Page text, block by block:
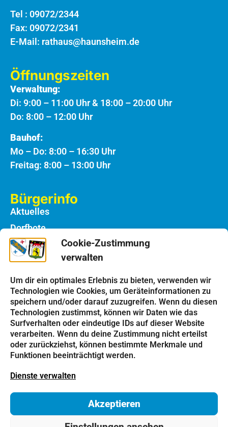
Cookie-Zustimmung
verwalten
Um dir ein optimales Erlebnis zu bieten, verwenden wir
Technologien wie Cookies, um Geräteinformationen zu
speichern und/oder darauf zuzugreifen. Wenn du diesen
Technologien zustimmst, können wir Daten wie das
Surfverhalten oder eindeutige IDs auf dieser Website
verarbeiten. Wenn du deine Zustimmung nicht erteilst
oder zurückziehst, können bestimmte Merkmale und
Funktionen beeinträchtigt werden.
Dienste verwalten
Akzeptieren
Tel : 09072/2344
Fax: 09072/2341
E-Mail: rathaus@haunsheim.de
Öffnungszeiten
Verwaltung:
Di: 9:00 – 11:00 Uhr & 18:00 – 20:00 Uhr
Do: 8:00 – 12:00 Uhr
Bauhof:
Mo – Do: 8:00 – 16:30 Uhr
Freitag: 8:00 – 13:00 Uhr
Bürgerinfo
Aktuelles
Dorfbote
Rathaus
Notdienste
Bauhof
Einrichtungen
Kindergarten
Schulen
Kirchen
Vereine
Datenschutz Cookie-Richtlinie